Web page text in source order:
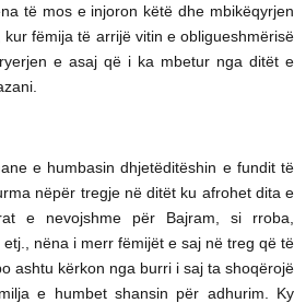
të mos e injoron këtë dhe mbikëqyrjen
fëmija të arrijë vitin e obligueshmërisë
e asaj që i ka mbetur nga ditët e
e humbasin dhjetëditëshin e fundit të
nëpër tregje në ditët ku afrohet dita e
e nevojshme për Bajram, si rroba,
nëna i merr fëmijët e saj në treg që të
ashtu kërkon nga burri i saj ta shoqërojë
e humbet shansin për adhurim. Ky